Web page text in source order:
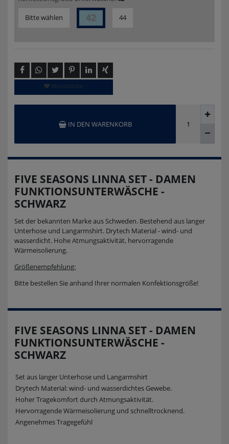
Bitte wählen 42 44
Wunschliste
IN DEN WARENKORB
FIVE SEASONS LINNA SET - DAMEN
FUNKTIONSUNTERWÄSCHE -
SCHWARZ
Set der bekannten Marke aus Schweden. Bestehend aus langer
Unterhose und Langarmshirt. Drytech Material - wind- und
wasserdicht. Hohe Atmungsaktivität, hervorragende
Wärmeisolierung.
Größenempfehlung:
Bitte bestellen Sie anhand Ihrer normalen Konfektionsgröße!
FIVE SEASONS LINNA SET - DAMEN
FUNKTIONSUNTERWÄSCHE -
SCHWARZ
Set aus langer Unterhose und Langarmshirt
Drytech Material: wind- und wasserdichtes Gewebe.
Hoher Tragekomfort durch Atmungsaktivität.
Hervorragende Wärmeisolierung und schnelltrocknend.
Angenehmes Tragegefühl